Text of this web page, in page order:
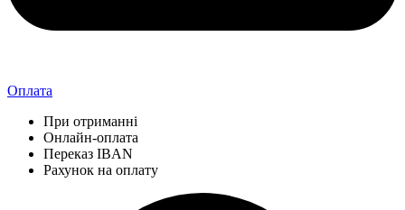
Оплата
При отриманні
Онлайн-оплата
Переказ IBAN
Рахунок на оплату